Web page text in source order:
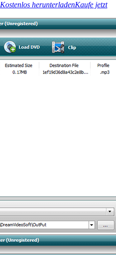
Kostenlos herunterladenKaufe jetzt